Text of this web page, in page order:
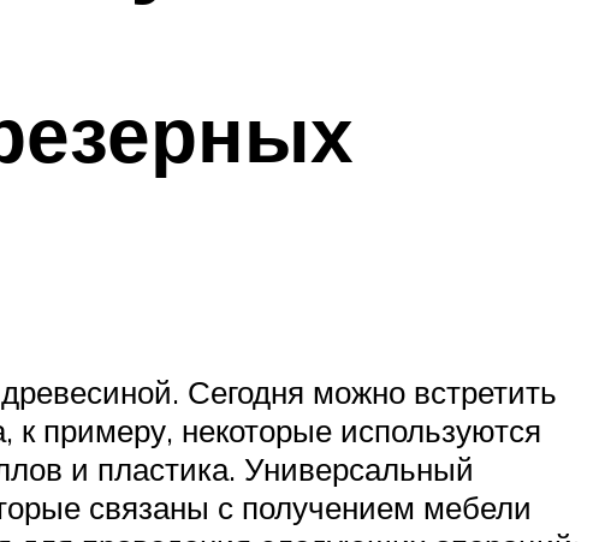
Сегодня можно встретить
к примеру, некоторые используются
и пластика. Универсальный
связаны с получением мебели